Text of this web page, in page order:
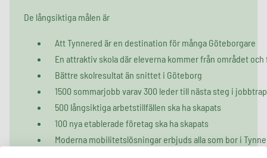
De långsiktiga målen är
Att Tynnered är en destination för många Göteborgare​
En attraktiv skola där eleverna kommer från området
Bättre skolresultat än snittet i Göteborg​
1500 sommarjobb varav 300 leder till nästa steg i
500 långsiktiga arbetstillfällen ska ha skapats
100 nya etablerade företag ska ha skapats​
Moderna mobilitetslösningar erbjuds alla som bor i